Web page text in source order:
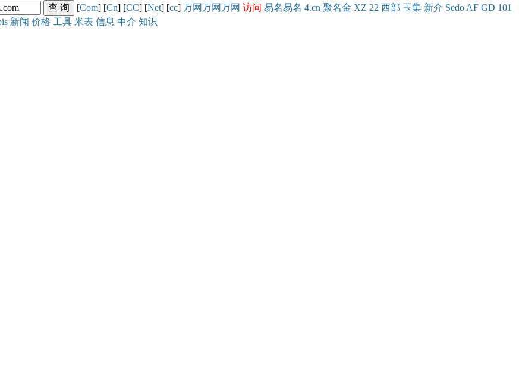
[Com] [Cn] [CC] [Net] [cc] 万网万网万网 访问 易名易名 4.cn 聚名金 XZ 22 西部 玉集 新介 Sedo AF GD 101
新闻 价格 工具 米表 信息 中介 知识